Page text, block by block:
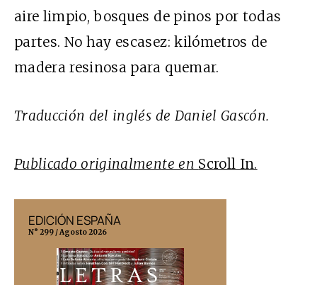
aire limpio, bosques de pinos por todas
partes. No hay escasez: kilómetros de
madera resinosa para quemar.
Traducción del inglés de Daniel Gascón.
Publicado originalmente en Scroll In.
EDICIÓN ESPAÑA
N° 299 / Agosto 2026